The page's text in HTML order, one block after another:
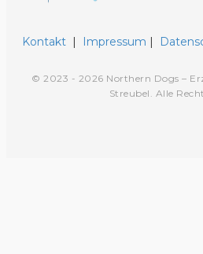
Kontakt | Impressum |
© 2023 - 2026 Northern Dogs –
Streubel. Alle